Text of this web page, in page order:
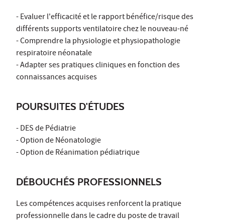
- Evaluer l'efficacité et le rapport bénéfice/risque des
différents supports ventilatoire chez le nouveau-né
- Comprendre la physiologie et physiopathologie
respiratoire néonatale
- Adapter ses pratiques cliniques en fonction des
connaissances acquises
POURSUITES D'ÉTUDES
- DES de Pédiatrie
- Option de Néonatologie
- Option de Réanimation pédiatrique
DÉBOUCHÉS PROFESSIONNELS
Les compétences acquises renforcent la pratique
professionnelle dans le cadre du poste de travail